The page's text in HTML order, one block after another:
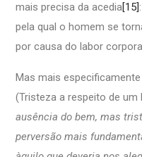
mais precisa da acedia[15]
pela qual o homem se
por causa do labor
Mas mais especificamente
(Tristeza a respeito de um
ausência do bem, mas
perversão mais